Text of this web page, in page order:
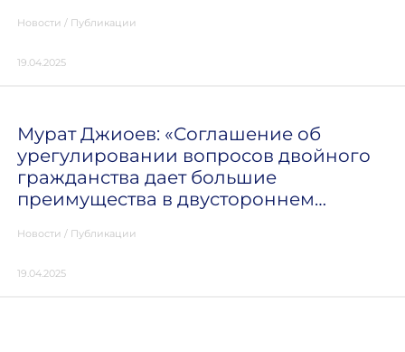
Новости / Публикации
19.04.2025
Мурат Джиоев: «Соглашение об
урегулировании вопросов двойного
гражданства дает большие
преимущества в двустороннем
Новости / Публикации
19.04.2025